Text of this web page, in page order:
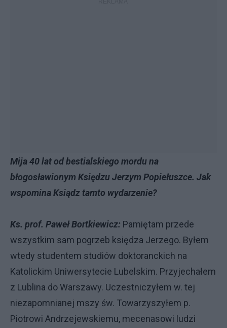
Mija 40 lat od bestialskiego mordu na
błogosławionym Księdzu Jerzym Popiełuszce. Jak
wspomina Ksiądz tamto wydarzenie?
Ks. prof. Paweł Bortkiewicz: Pamiętam przede
wszystkim sam pogrzeb księdza Jerzego. Byłem
wtedy studentem studiów doktoranckich na
Katolickim Uniwersytecie Lubelskim. Przyjechałem
z Lublina do Warszawy. Uczestniczyłem w. tej
niezapomnianej mszy św. Towarzyszyłem p.
Piotrowi Andrzejewskiemu, mecenasowi ludzi